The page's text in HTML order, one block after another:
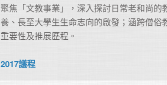
聚焦「文教事業」，深入探討日常老和尚
養、長至大學生生命志向的啟發；涵跨僧俗
重要性及推展歷程。
2017議程